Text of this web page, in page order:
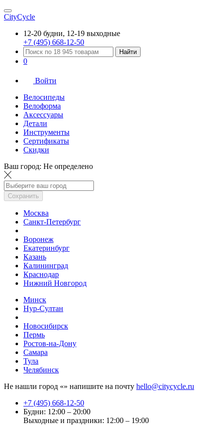
CityCycle
12-20 будни, 12-19 выходные
+7 (495) 668-12-50
Найти
0
Войти
Велосипеды
Велоформа
Аксессуары
Детали
Инструменты
Сертификаты
Скидки
Ваш город: Не определено
Сохранить
Москва
Санкт-Петербург
Воронеж
Екатеринбург
Казань
Калининград
Краснодар
Нижний Новгород
Минск
Нур-Султан
Новосибирск
Пермь
Ростов-на-Дону
Самара
Тула
Челябинск
Не нашли город «» напишите на почту hello@citycycle.ru
+7 (495) 668-12-50
Будни: 12:00 – 20:00
Выходные и праздники: 12:00 – 19:00